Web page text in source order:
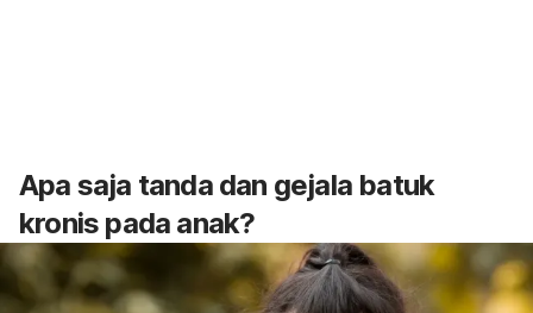
Apa saja tanda dan gejala batuk
kronis pada anak?